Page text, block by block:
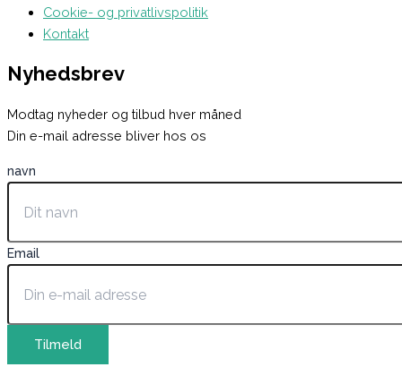
Cookie- og privatlivspolitik
Kontakt
Nyhedsbrev
Modtag nyheder og tilbud hver måned
Din e-mail adresse bliver hos os
navn
Email
Tilmeld